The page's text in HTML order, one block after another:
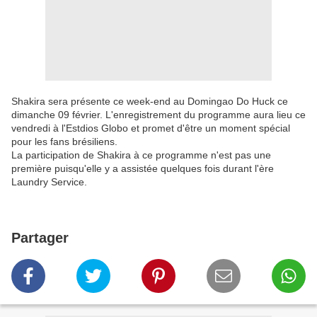
Shakira sera présente ce week-end au Domingao Do Huck ce
dimanche 09 février. L'enregistrement du programme aura lieu ce
vendredi à l'Estdios Globo et promet d'être un moment spécial
pour les fans brésiliens.
La participation de Shakira à ce programme n'est pas une
première puisqu'elle y a assistée quelques fois durant l'ère
Laundry Service.
Partager